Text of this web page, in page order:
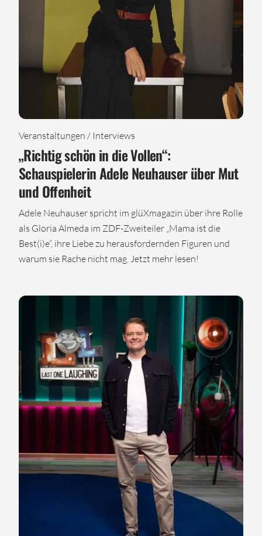
Veranstaltungen / Interviews
„Richtig schön in die Vollen“:
Schauspielerin Adele Neuhauser über Mut
und Offenheit
Adele Neuhauser spricht im glüXmagazin über ihre Rolle
als Gloria Almeda im ZDF-Zweiteiler „Mama ist die
Best(i)e“, ihre Liebe zu herausfordernden Figuren und
warum sie Rache nicht mag. Jetzt mehr lesen!